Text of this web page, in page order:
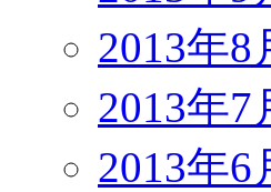
2013年8
2013年7
2013年6